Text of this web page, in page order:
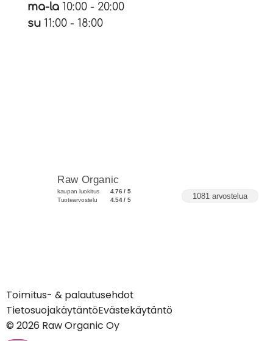
ma-la 10:00 - 20:00
su 11:00 - 18:00
Raw Organic
kaupan luokitus
4.76 / 5
Tuotearvostelu
4.54 / 5 1081 arvostelua
© 2026 Raw Organic Oy
TietosuojakäytäntöEvästekäytäntö
Toimitus- & palautusehdot